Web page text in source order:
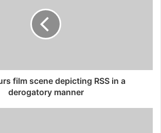
film scene depicting RSS in a
derogatory manner